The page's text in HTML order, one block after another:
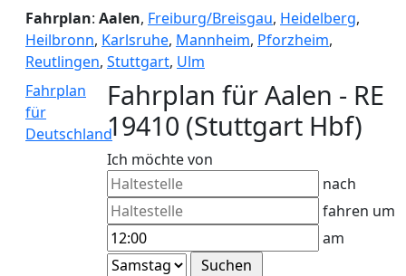
Fahrplan: Aalen, Freiburg/Breisgau, Heidelberg,
Heilbronn, Karlsruhe, Mannheim, Pforzheim,
Reutlingen, Stuttgart, Ulm
Fahrplan
für
Deutschland
Fahrplan für Aalen - RE
19410 (Stuttgart Hbf)
Ich möchte von
nach
fahren um
am